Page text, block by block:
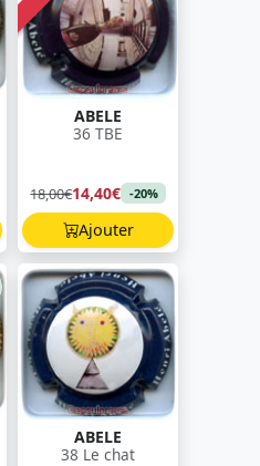
ABELE
36 TBE
18,00€14,40€ -20%
Ajouter
ABELE
38 Le chat